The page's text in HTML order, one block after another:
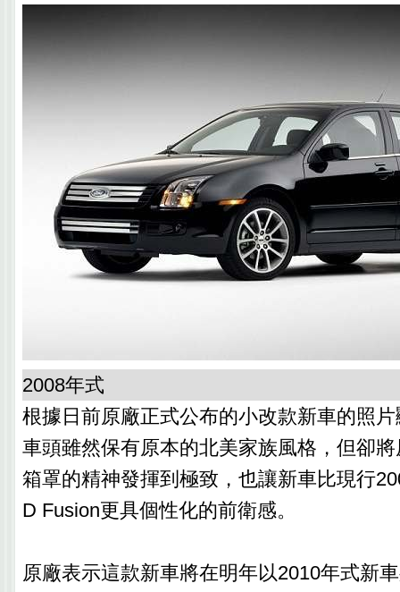
2008年式
根據日前原廠正式公布的小改款新車的照
車頭雖然保有原本的北美家族風格，但卻
箱罩的精神發揮到極致，也讓新車比現行
D Fusion更具個性化的前衛感。
原廠表示這款新車將在明年以2010年式新